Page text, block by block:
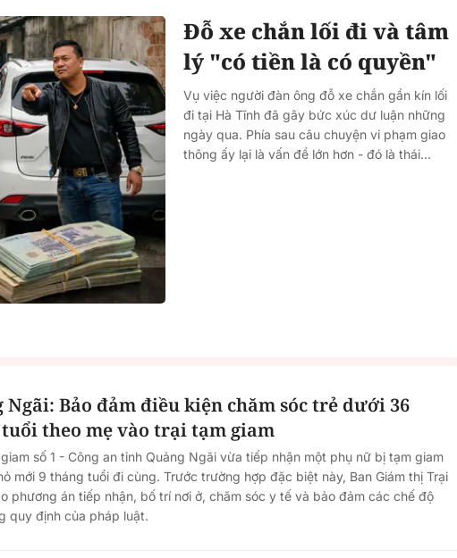
Đỗ xe chắn lối đi và tâm
lý "có tiền là có quyền"
Vụ việc người đàn ông đỗ xe chắn gần kín lối
đi tại Hà Tĩnh đã gây bức xúc dư luận những
ngày qua. Phía sau câu chuyện vi phạm giao
thông ấy lại là vấn đề lớn hơn - đó là thái...
Ngãi: Bảo đảm điều kiện chăm sóc trẻ dưới 36
theo mẹ vào trại tạm giam
số 1 - Công an tỉnh Quảng Ngãi vừa tiếp nhận một phụ nữ bị tạm giam
mới 9 tháng tuổi đi cùng. Trước trường hợp đặc biệt này, Ban Giám thị Trại
phương án tiếp nhận, bố trí nơi ở, chăm sóc y tế và bảo đảm các chế độ
quy định của pháp luật.